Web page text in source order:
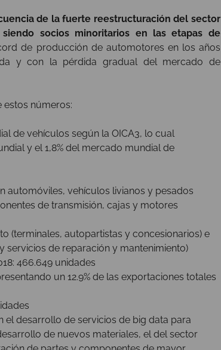
de la fuerte reestructuración del sector
socios minoritarios en las etapas de
de producción de automotores en los años
y con la pérdida gradual del mercado de
estos números:
de vehículos según la OICA3, lo cual
y el 1,8% del mercado mundial de
automóviles, vehículos livianos y pesados
de transmisión, cajas y motores
(terminales, autopartistas y concesionarios) e
servicios de reparación y mantenimiento)
466.649 unidades
un 12.9% de las exportaciones totales
el desarrollo de servicios de big data para
de nuevos materiales, el del sector